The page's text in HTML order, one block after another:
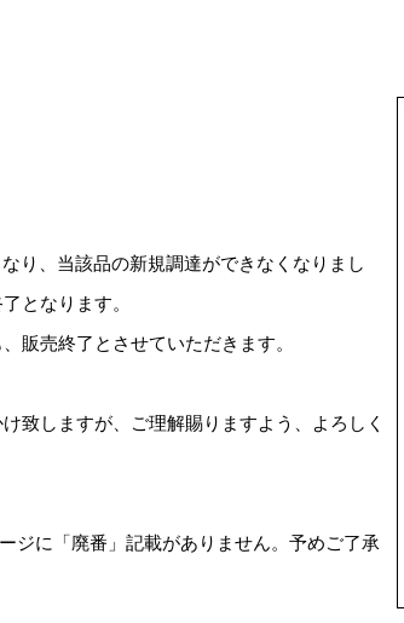
り、当該品の新規調達ができなくなりまし
となります。
販売終了とさせていただきます。
致しますが、ご理解賜りますよう、よろしく
ジに「廃番」記載がありません。予めご了承